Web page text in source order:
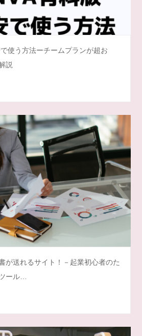
使う方法ーチームプランが超お
説
が送れるサイト！－起業初心者のた
ール…